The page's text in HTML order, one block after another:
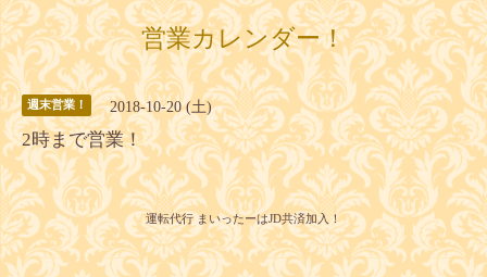
営業カレンダー！
週末営業！ 2018-10-20 (土)
2時まで営業！
運転代行 まいったーはJD共済加入！